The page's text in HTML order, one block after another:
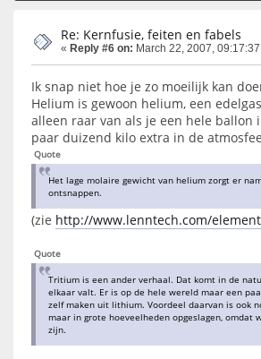
Re: Kernfusie, feiten en fabels
« Reply #6 on: March 22, 2007,
Ik snap niet hoe je zo moeilijk kan
Helium is gewoon helium, een
alleen raar van als je een hele
paar duizend kilo extra in de
Quote
Het lage molaire gewicht van helium zorgt er
ontsnappen.
(zie http://www.lenntech.com/
Quote
Tritium is een ander verhaal. Dat komt in de
elkaar valt. Er is op de hele wereld maar een
zelf maken uit lithium. Voordeel daarvan is ook
maar in grote hoeveelheden opgeslagen,
zijn.